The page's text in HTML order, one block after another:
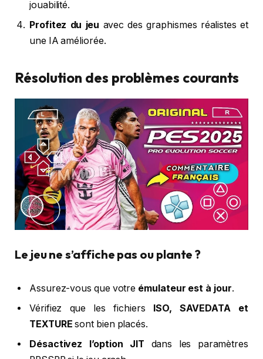
jouabilité.
Profitez du jeu avec des graphismes réalistes et
une IA améliorée.
Résolution des problèmes courants
Le jeu ne s’affiche pas ou plante ?
Assurez-vous que votre émulateur est à jour.
Vérifiez que les fichiers ISO, SAVEDATA et
TEXTURE sont bien placés.
Désactivez l’option JIT dans les paramètres